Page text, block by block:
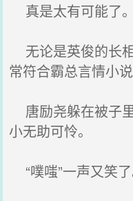
真是太有可能了。
无论是英俊的长
常符合霸总言情小
唐励尧躲在被子
小无助可怜。
“噗嗤”一声又笑了